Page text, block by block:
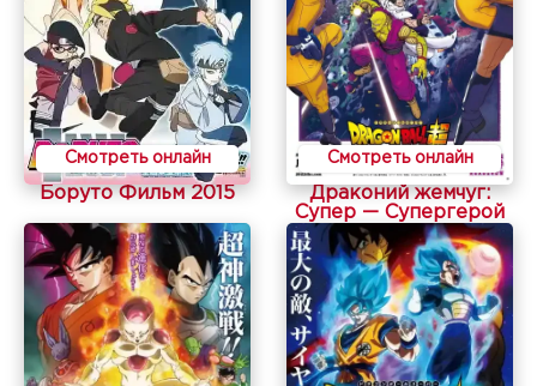
Смотреть онлайн
Боруто Фильм 2015
Смотреть онлайн
Драконий жемчуг:
Супер — Супергерой